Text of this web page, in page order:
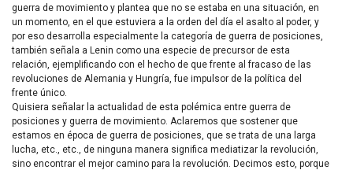
guerra de movimiento y plantea que no se estaba en una situación, en
un momento, en el que estuviera a la orden del día el asalto al poder, y
por eso desarrolla especialmente la categoría de guerra de posiciones,
también señala a Lenin como una especie de precursor de esta
relación, ejemplificando con el hecho de que frente al fracaso de las
revoluciones de Alemania y Hungría, fue impulsor de la política del
frente único.
Quisiera señalar la actualidad de esta polémica entre guerra de
posiciones y guerra de movimiento. Aclaremos que sostener que
estamos en época de guerra de posiciones, que se trata de una larga
lucha, etc., etc., de ninguna manera significa mediatizar la revolución,
sino encontrar el mejor camino para la revolución. Decimos esto, porque